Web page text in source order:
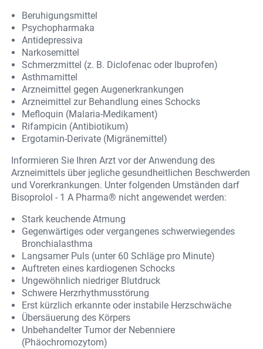
Beruhigungsmittel
Psychopharmaka
Antidepressiva
Narkosemittel
Schmerzmittel (z. B. Diclofenac oder Ibuprofen)
Asthmamittel
Arzneimittel gegen Augenerkrankungen
Arzneimittel zur Behandlung eines Schocks
Mefloquin (Malaria-Medikament)
Rifampicin (Antibiotikum)
Ergotamin-Derivate (Migränemittel)
Informieren Sie Ihren Arzt vor der Anwendung des
Arzneimittels über jegliche gesundheitlichen Beschwerden
und Vorerkrankungen. Unter folgenden Umständen darf
Bisoprolol - 1 A Pharma® nicht angewendet werden:
Stark keuchende Atmung
Gegenwärtiges oder vergangenes schwerwiegendes
Bronchialasthma
Langsamer Puls (unter 60 Schläge pro Minute)
Auftreten eines kardiogenen Schocks
Ungewöhnlich niedriger Blutdruck
Schwere Herzrhythmusstörung
Erst kürzlich erkannte oder instabile Herzschwäche
Übersäuerung des Körpers
Unbehandelter Tumor der Nebenniere
(Phäochromozytom)